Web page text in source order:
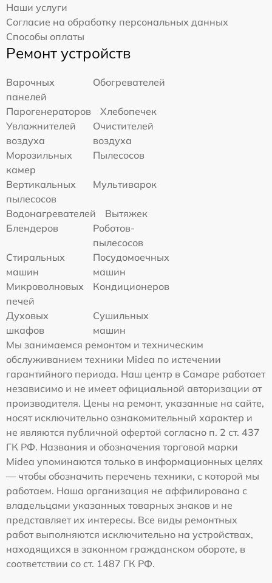
Наши услуги
Согласие на обработку персональных данных
Способы оплаты
Ремонт устройств
Варочных
панелей
Обогревателей
Парогенераторов
Хлебопечек
Увлажнителей
воздуха
Очистителей
воздуха
Морозильных
камер
Пылесосов
Вертикальных
пылесосов
Мультиварок
Водонагревателей
Вытяжек
Блендеров
Роботов-
пылесосов
Стиральных
машин
Посудомоечных
машин
Микроволновых
печей
Кондиционеров
Духовых
шкафов
Сушильных
машин
Мы занимаемся ремонтом и техническим
обслуживанием техники Midea по истечении
гарантийного периода. Наш центр в Самаре работает
независимо и не имеет официальной авторизации от
производителя. Цены на ремонт, указанные на сайте,
носят исключительно ознакомительный характер и
не являются публичной офертой согласно п. 2 ст. 437
ГК РФ. Названия и обозначения торговой марки
Midea упоминаются только в информационных целях
— чтобы обозначить перечень техники, с которой мы
работаем. Наша организация не аффилирована с
владельцами указанных товарных знаков и не
представляет их интересы. Все виды ремонтных
работ выполняются исключительно на устройствах,
находящихся в законном гражданском обороте, в
соответствии со ст. 1487 ГК РФ.